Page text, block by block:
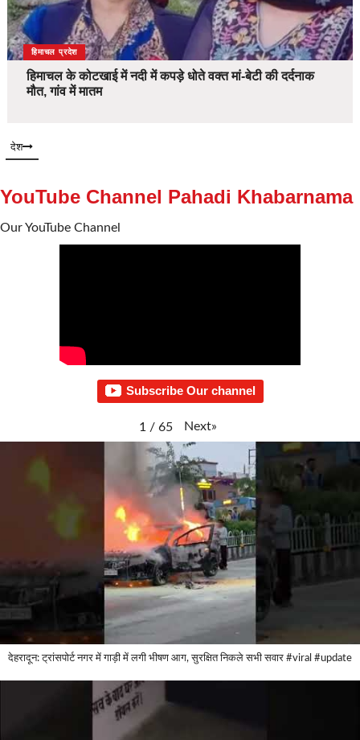
देश
हिमाचल प्रदेश
हिमाचल के कोटखाई में नदी में कपड़े धोते वक्त मां-बेटी की दर्दनाक
मौत, गांव में मातम
देश
YouTube Channel Pahadi Khabarnama
Our YouTube Channel
Subscribe Our channel
1 / 65 Next»
देहरादून: ट्रांसपोर्ट नगर में गाड़ी में लगी भीषण आग, सुरक्षित निकले सभी सवार #viral #update